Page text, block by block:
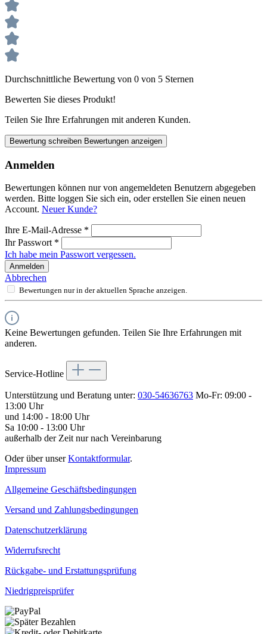
Durchschnittliche Bewertung von 0 von 5 Sternen
Bewerten Sie dieses Produkt!
Teilen Sie Ihre Erfahrungen mit anderen Kunden.
Bewertung schreiben Bewertungen anzeigen
Anmelden
Bewertungen können nur von angemeldeten Benutzern abgegeben
werden. Bitte loggen Sie sich ein, oder erstellen Sie einen neuen
Account. Neuer Kunde?
Ihre E-Mail-Adresse *
Ihr Passwort *
Ich habe mein Passwort vergessen.
Anmelden
Abbrechen
Bewertungen nur in der aktuellen Sprache anzeigen.
Keine Bewertungen gefunden. Teilen Sie Ihre Erfahrungen mit
anderen.
Service-Hotline
Unterstützung und Beratung unter: 030-54636763 Mo-Fr: 09:00 -
13:00 Uhr
und 14:00 - 18:00 Uhr
Sa 10:00 - 13:00 Uhr
außerhalb der Zeit nur nach Vereinbarung
Oder über unserKontaktformular.
Impressum
Allgemeine Geschäftsbedingungen
Versand und Zahlungsbedingungen
Datenschutzerklärung
Widerrufsrecht
Rückgabe- und Erstattungsprüfung
Niedrigpreisprüfer